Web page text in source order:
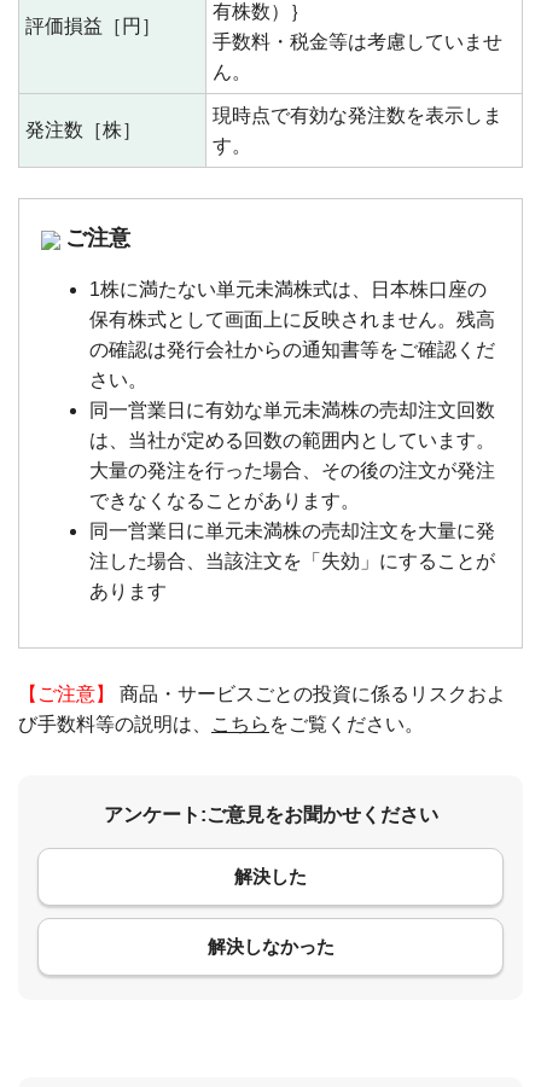
評価損益［円］
有株数）｝
手数料・税金等は考慮していませ
ん。
発注数［株］
現時点で有効な発注数を表示しま
す。
ご注意
1株に満たない単元未満株式は、日本株口座の
保有株式として画面上に反映されません。残高
の確認は発行会社からの通知書等をご確認くだ
さい。
同一営業日に有効な単元未満株の売却注文回数
は、当社が定める回数の範囲内としています。
大量の発注を行った場合、その後の注文が発注
できなくなることがあります。
同一営業日に単元未満株の売却注文を大量に発
注した場合、当該注文を「失効」にすることが
あります
【ご注意】
商品・サービスごとの投資に係るリスクおよ
び手数料等の説明は、
こちら をご覧ください。
アンケート:ご意見をお聞かせください
解決した
解決しなかった
コメント